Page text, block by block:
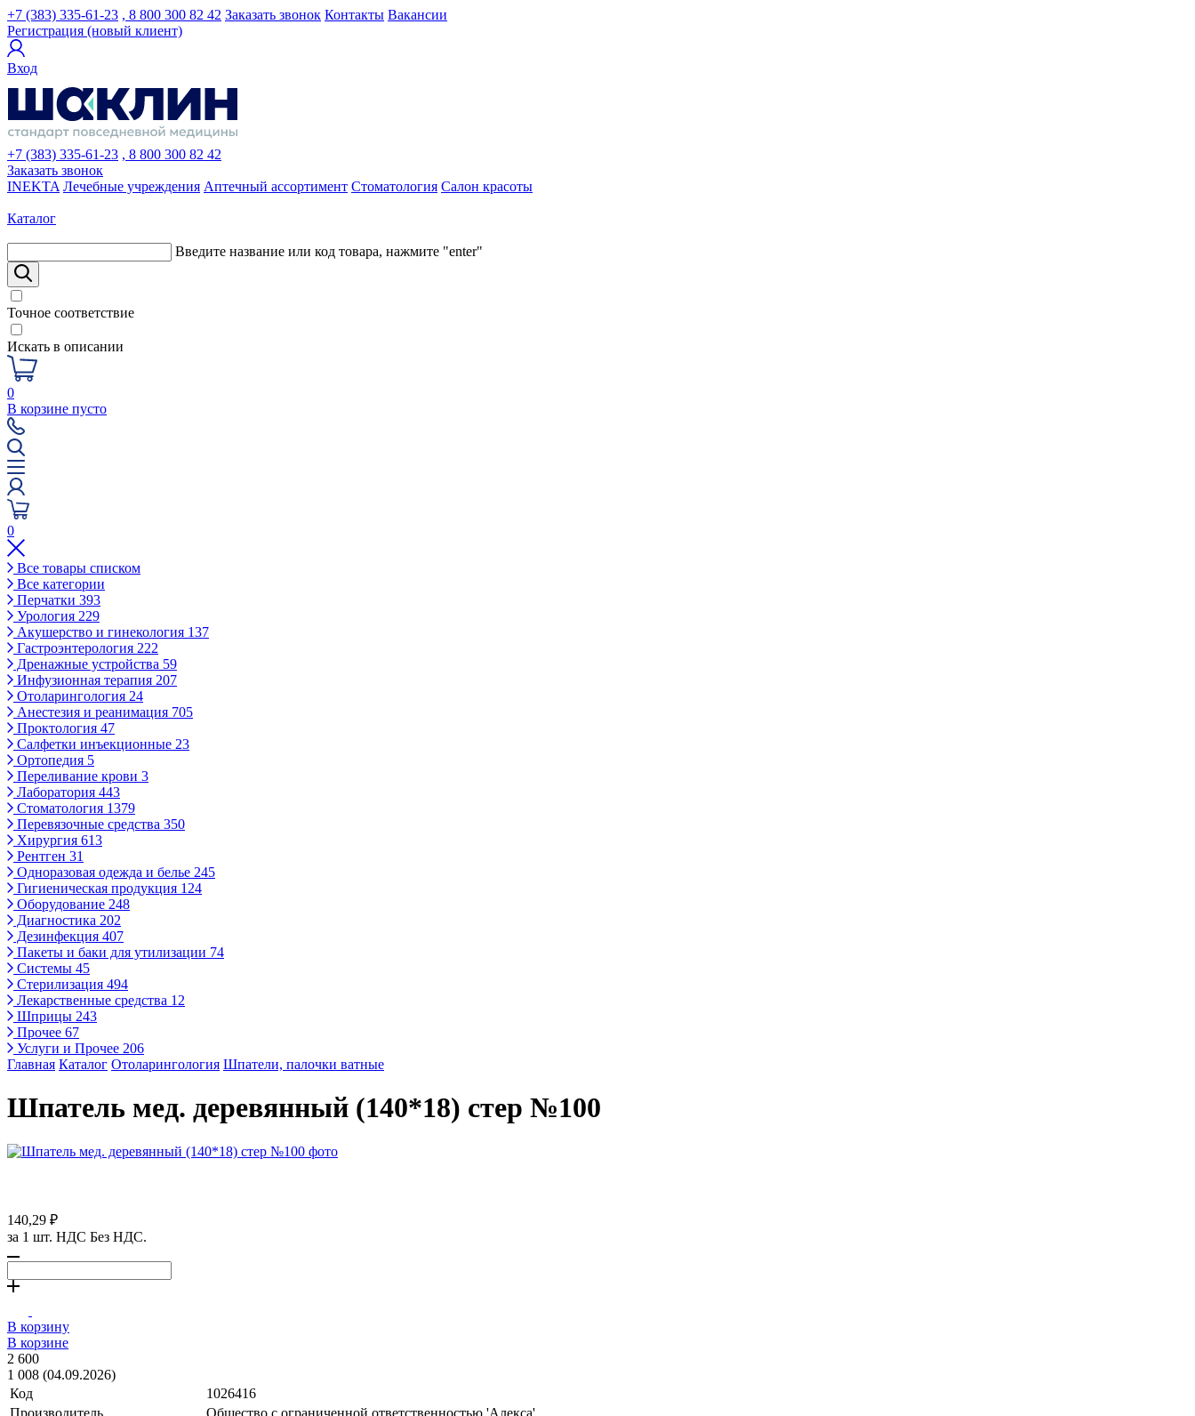
+7 (383) 335-61-23 , 8 800 300 82 42 Заказать звонок Контакты Вакансии
Регистрация (новый клиент)
Вход
+7 (383) 335-61-23 , 8 800 300 82 42
Заказать звонок
INEKTA Лечебные учреждения Аптечный ассортимент Стоматология Салон красоты
Каталог
Введите название или код товара, нажмите "enter"
Точное соответствие
Искать в описании
0
В корзине пусто
0
Все товары списком
Все категории
Перчатки 393
Урология 229
Акушерство и гинекология 137
Гастроэнтерология 222
Дренажные устройства 59
Инфузионная терапия 207
Отоларингология 24
Анестезия и реанимация 705
Проктология 47
Салфетки инъекционные 23
Ортопедия 5
Переливание крови 3
Лаборатория 443
Стоматология 1379
Перевязочные средства 350
Хирургия 613
Рентген 31
Одноразовая одежда и белье 245
Гигиеническая продукция 124
Оборудование 248
Диагностика 202
Дезинфекция 407
Пакеты и баки для утилизации 74
Системы 45
Стерилизация 494
Лекарственные средства 12
Шприцы 243
Прочее 67
Услуги и Прочее 206
Главная Каталог Отоларингология Шпатели, палочки ватные
Шпатель мед. деревянный (140*18) стер №100
140,29 ₽
за 1 шт. НДС Без НДС.
В корзину
В корзине
2 600
1 008 (04.09.2026)
Код
1026416
Производитель
Общество с ограниченной ответственностью 'Алекса'